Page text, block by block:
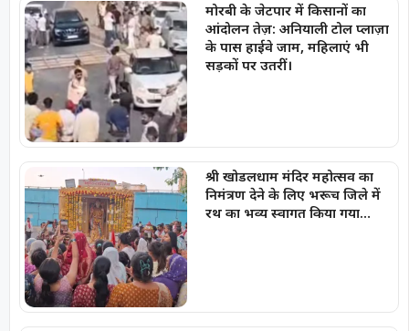
मोरबी के जेटपार में किसानों का
आंदोलन तेज़: अनियाली टोल प्लाज़ा
के पास हाईवे जाम, महिलाएं भी
सड़कों पर उतरीं।
श्री खोडलधाम मंदिर महोत्सव का
निमंत्रण देने के लिए भरूच जिले में
रथ का भव्य स्वागत किया गया…